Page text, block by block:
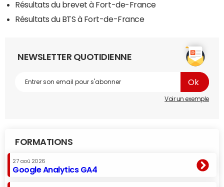
Résultats du brevet à Fort-de-France
Résultats du BTS à Fort-de-France
NEWSLETTER QUOTIDIENNE
Voir un exemple
FORMATIONS
27 aoû 2026
Google Analytics GA4